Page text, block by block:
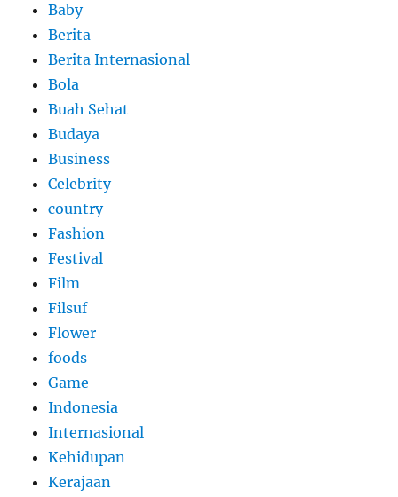
Baby
Berita
Berita Internasional
Bola
Buah Sehat
Budaya
Business
Celebrity
country
Fashion
Festival
Film
Filsuf
Flower
foods
Game
Indonesia
Internasional
Kehidupan
Kerajaan